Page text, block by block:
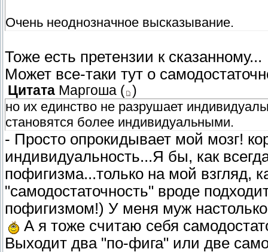
Очень неоднозначное высказывание.
Тоже есть претензии к сказанному...
Может все-таки тут о
Цитата Маргоша ( )
но их единство не разрушает
становятся более индивидуальными.
- Просто опрокидывает мой мозг!
индивидуальность...Я бы, как
пофигизма...только на мой взгляд,
"самодостаточность" вроде
пофигизмом!) У меня муж
А я тоже считаю себя
Выходит два "по-фига" или две